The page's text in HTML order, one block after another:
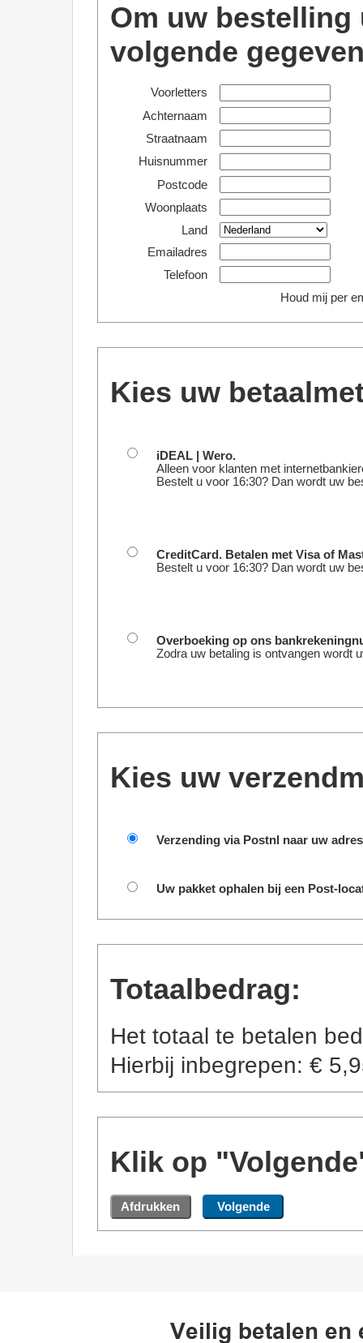
Om uw bestelling
volgende
Voorletters
Achternaam
Straatnaam
Huisnummer
Postcode
Woonplaats
Land
Emailadres
Telefoon
Houd mij per
Kies uw
iDEAL | Wero.
Alleen voor klanten met
Bestelt u voor 16:30? Dan wordt uw
CreditCard. Betalen met Visa of
Bestelt u voor 16:30? Dan wordt uw
Overboeking op ons
Zodra uw betaling is ontvangen wordt
Kies uw
Verzending via Postnl naar uw
Uw pakket ophalen bij een Post-
Totaalbedrag:
Het totaal te betalen
Hierbij inbegrepen: €
Klik op
Veilig betalen en